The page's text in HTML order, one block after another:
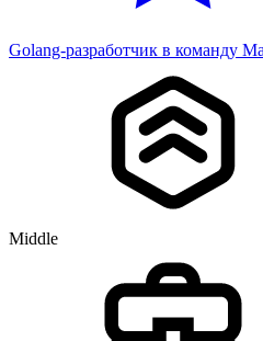
Golang-разработчик в команду
Middle